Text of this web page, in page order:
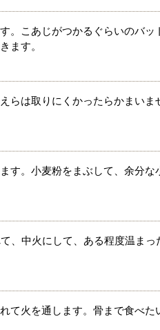
。こあじがつかるぐらいのバッ
ます。
らは取りにくかったらかまい
す。小麦粉をまぶして、余分な
、中火にして、ある程度温ま
て火を通します。骨まで食べた